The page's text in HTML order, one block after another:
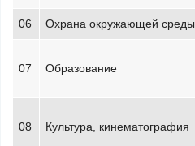
06 Охрана окружающей среды
07 Образование
08 Культура, кинематография